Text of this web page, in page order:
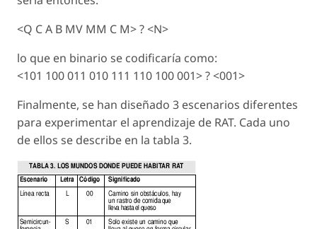
<Q C A B MV MM C M> ? <N>
lo que en binario se codificaría como:
<101 100 011 010 111 110 100 001> ? <001>
Finalmente, se han diseñado 3 escenarios diferentes
para experimentar el aprendizaje de RAT. Cada uno
de ellos se describe en la tabla 3.